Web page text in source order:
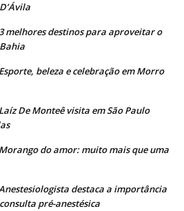
melhores destinos para aproveitar o
Esporte, beleza e celebração em Morro
Laíz De Monteê visita em São Paulo
Morango do amor: muito mais que uma
destaca a importância
pré-anestésica